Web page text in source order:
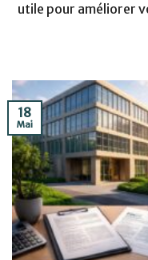
utile pour améliorer
18
Mai